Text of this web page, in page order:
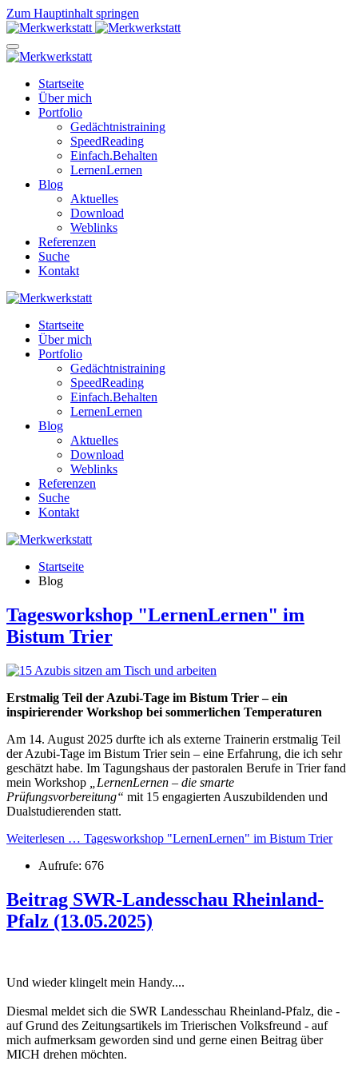
Zum Hauptinhalt springen
Startseite
Über mich
Portfolio
Gedächtnistraining
SpeedReading
Einfach.Behalten
LernenLernen
Blog
Aktuelles
Download
Weblinks
Referenzen
Suche
Kontakt
Startseite
Über mich
Portfolio
Gedächtnistraining
SpeedReading
Einfach.Behalten
LernenLernen
Blog
Aktuelles
Download
Weblinks
Referenzen
Suche
Kontakt
Startseite
Blog
Tagesworkshop "LernenLernen" im
Bistum Trier
Erstmalig Teil der Azubi-Tage im Bistum Trier – ein
inspirierender Workshop bei sommerlichen Temperaturen
Am 14. August 2025 durfte ich als externe Trainerin erstmalig Teil
der Azubi-Tage im Bistum Trier sein – eine Erfahrung, die ich sehr
geschätzt habe. Im Tagungshaus der pastoralen Berufe in Trier fand
mein Workshop
„LernenLernen – die smarte
Prüfungsvorbereitung“ mit 15 engagierten Auszubildenden und
Dualstudierenden statt.
Weiterlesen … Tagesworkshop "LernenLernen" im Bistum Trier
Aufrufe: 676
Beitrag SWR-Landesschau Rheinland-
Pfalz (13.05.2025)
Und wieder klingelt mein Handy....
Diesmal meldet sich die SWR Landesschau Rheinland-Pfalz, die -
auf Grund des Zeitungsartikels im Trierischen Volksfreund - auf
mich aufmerksam geworden sind und gerne einen Beitrag über
MICH drehen möchten.